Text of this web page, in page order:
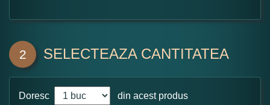
2 SELECTEAZA CANTITATEA
Doresc din acest produs